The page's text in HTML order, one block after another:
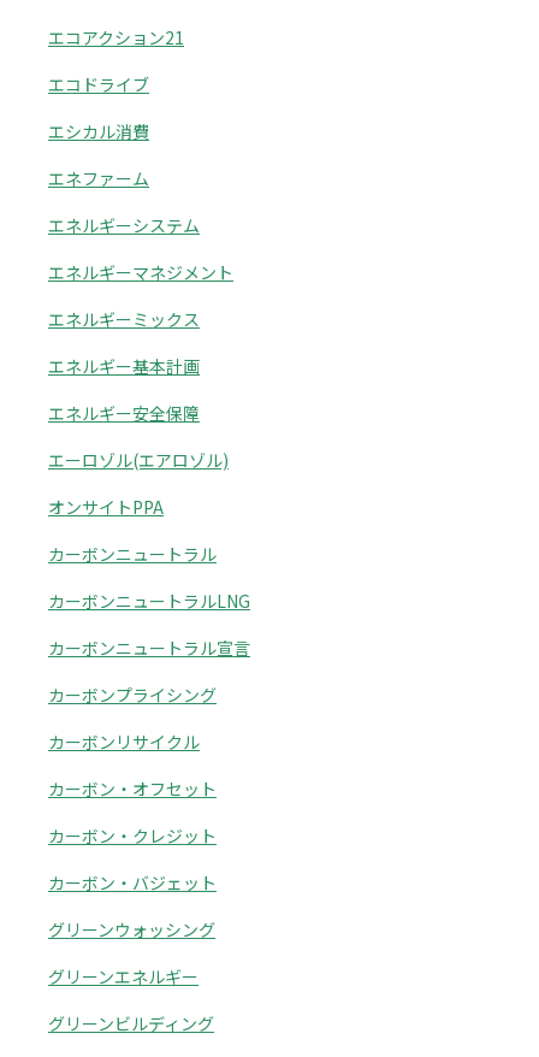
エコアクション21
エコドライブ
エシカル消費
エネファーム
エネルギーシステム
エネルギーマネジメント
エネルギーミックス
エネルギー基本計画
エネルギー安全保障
エーロゾル(エアロゾル)
オンサイトPPA
カーボンニュートラル
カーボンニュートラルLNG
カーボンニュートラル宣言
カーボンプライシング
カーボンリサイクル
カーボン・オフセット
カーボン・クレジット
カーボン・バジェット
グリーンウォッシング
グリーンエネルギー
グリーンビルディング